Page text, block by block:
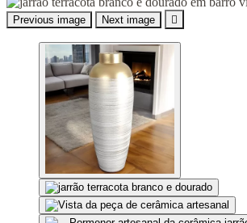
Previous image Next image 